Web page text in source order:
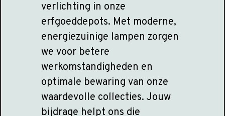
verlichting in onze
erfgoeddepots. Met moderne,
energiezuinige lampen zorgen
we voor betere
werkomstandigheden en
optimale bewaring van onze
waardevolle collecties. Jouw
bijdrage helpt ons die